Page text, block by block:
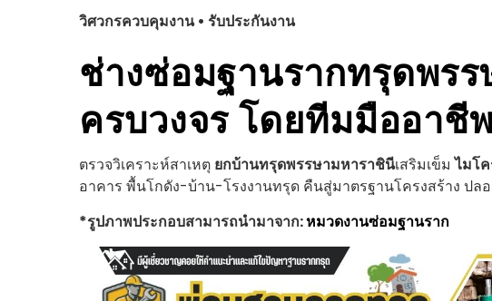
วิศวกรควบคุมงาน • รับประกันงาน
ช่างซ่อมฐานรากทรุดพร
ครบวงจร โดยทีมมืออาชีพ
ตรวจวิเคราะห์สาเหตุ ยกบ้านทรุดพรรษามหาราชินีเสริมเข็มไมโ
อาคาร พื้นโกดัง-บ้าน-โรงงานทรุด คืนสู่มาตรฐานโครงสร้าง ปล
*รูปภาพประกอบสามารถนำมาจาก:หมวดงานซ่อมฐานราก